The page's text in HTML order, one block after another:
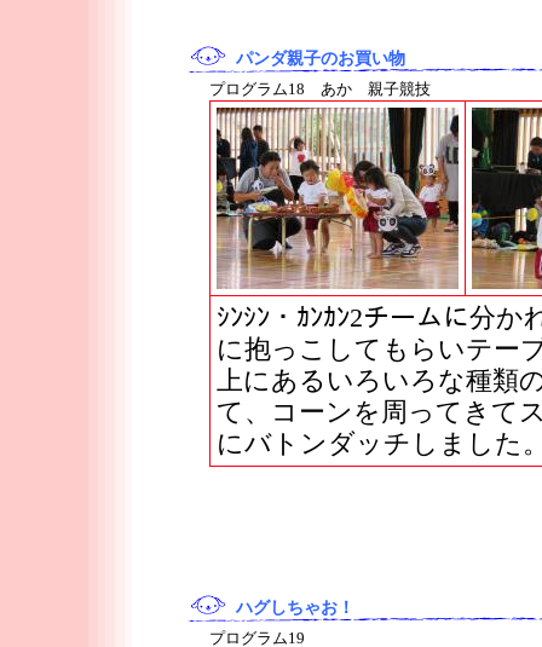
パンダ親子のお買い物
プログラム18 あか 親子競技
ｼﾝｼﾝ・ｶﾝｶﾝ2チームに分
に抱っこしてもらいテー
上にあるいろいろな種類
て、コーンを周ってきて
にバトンダッチしました
ハグしちゃお！
プログラム19